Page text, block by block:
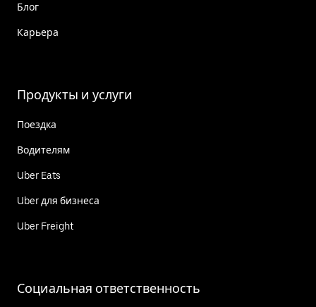
Блог
Карьера
Продукты и услуги
Поездка
Водителям
Uber Eats
Uber для бизнеса
Uber Freight
Социальная ответственность